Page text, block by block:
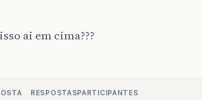
ai em cima???
RESPOSTASPARTICIPANTES